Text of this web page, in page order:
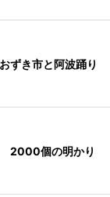
ずき市と阿波踊り
2000個の明かり